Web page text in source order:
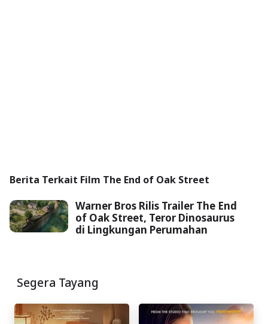
Berita Terkait Film The End of Oak Street
Warner Bros Rilis Trailer The End
of Oak Street, Teror Dinosaurus
di Lingkungan Perumahan
Segera Tayang